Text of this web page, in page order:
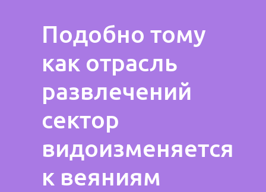
Подобно тому
как отрасль
развлечений
сектор
видоизменяется
к веяниям